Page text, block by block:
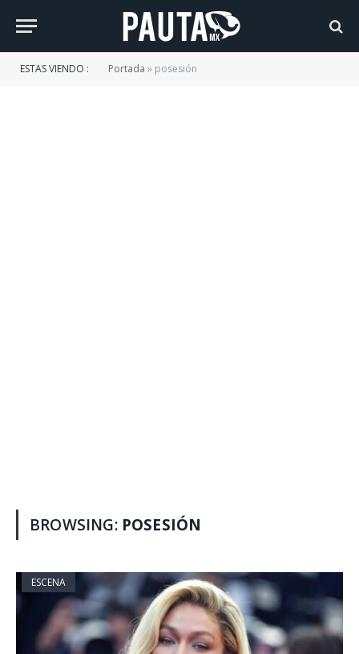
ESTAS VIENDO : Portada » posesión
BROWSING: POSESIÓN
ESCENA